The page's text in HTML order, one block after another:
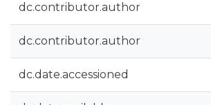
dc.contributor.author
dc.contributor.author
dc.date.accessioned